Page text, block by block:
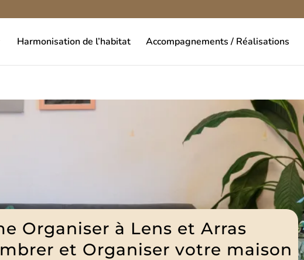
Harmonisation de l’habitat Accompagnements / Réalisations
Organiser à Lens et Arras
et Organiser votre maison